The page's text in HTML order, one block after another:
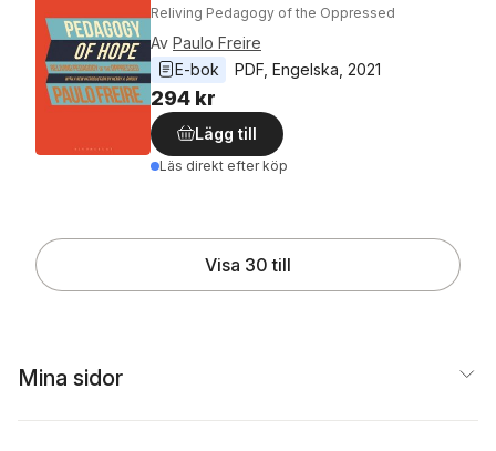
Reliving Pedagogy of the Oppressed
Av Paulo Freire
E-bok
PDF Engelska 2021
294 kr
Lägg till
Läs direkt efter köp
Visa 30 till
Mina sidor